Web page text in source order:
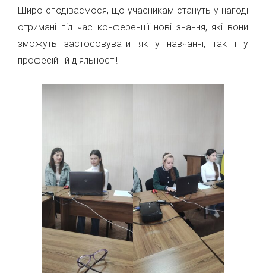
Щиро сподіваємося, що учасникам стануть у нагоді
отримані під час конференції нові знання, які вони
зможуть застосовувати як у навчанні, так і у
професійній діяльності!